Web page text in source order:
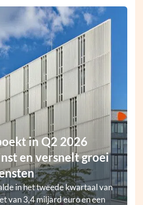
in Q2 2026
en versnelt groei
in het tweede kwartaal van
van 3,4 miljard euro en een